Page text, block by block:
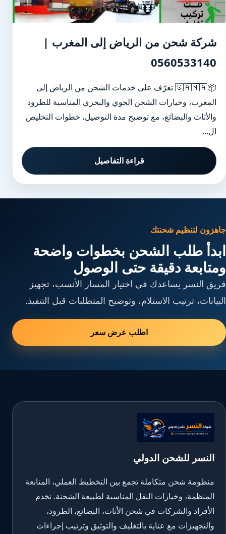
شركة شحن من الرياض إلى المغرب |
0560533140
📦🇸🇦🇲🇦 تعرّف على خدمات الشحن من الرياض إلى
المغرب، وخيارات الشحن الجوي والبحري المناسبة للطرود
والأثاث والبضائع، مع توضيح مدة التوصيل، خطوات التخليص
ال...
قراءة التفاصيل
جاهزون لتنظيم شحنتك
ابدأ طلب الشحن بخطوات واضحة
ومتابعة دقيقة حتى الوصول
فريق النسر يساعدك في اختيار المسار الأنسب، تجهيز
البيانات، ترتيب الاستلام، وتوضيح المتطلبات قبل التنفيذ.
اطلب عرض سعر
النسر للشحن الدولي
منظومة شحن متكاملة تجمع بين التخطيط العملي، المتابعة
المنظمة، وخيارات النقل المناسبة لطبيعة الشحنة. نخدم
الأفراد والشركات في شحن الأثاث، البضائع، الطرود،
والتجهيزات مع عناية بالتغليف والتوثيق وترتيب إجراءات